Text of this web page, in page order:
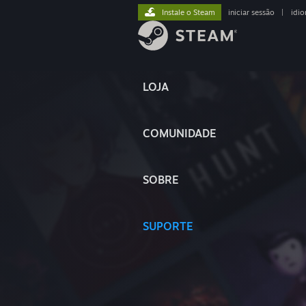
LOJA
COMUNIDADE
SOBRE
SUPORTE
Instale o Steam iniciar sessão